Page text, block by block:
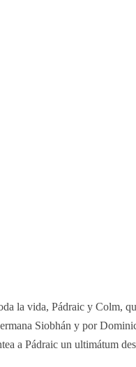
la vida, Pádraic y Colm,
Siobhán y por
a Pádraic un ultimátum